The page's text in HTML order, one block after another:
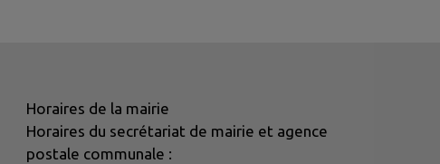
Horaires de la mairie
Horaires du secrétariat de mairie et agence
postale communale :